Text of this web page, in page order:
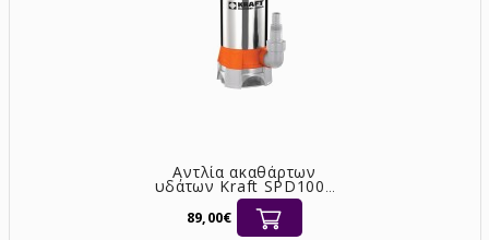
Αντλία ακαθάρτων
υδάτων Kraft SPD1000
inox υποβρύχια 1100W
[43533]
89,00€